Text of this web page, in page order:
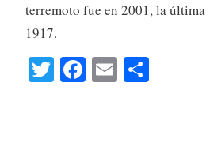
terremoto fue en 2001, la
1917.
T Fa E S